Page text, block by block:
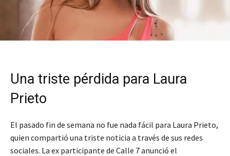
Una triste pérdida para Laura
Prieto
El pasado fin de semana no fue nada fácil para Laura Prieto,
quien compartió una triste noticia a través de sus redes
sociales. La ex participante de Calle 7 anunció el